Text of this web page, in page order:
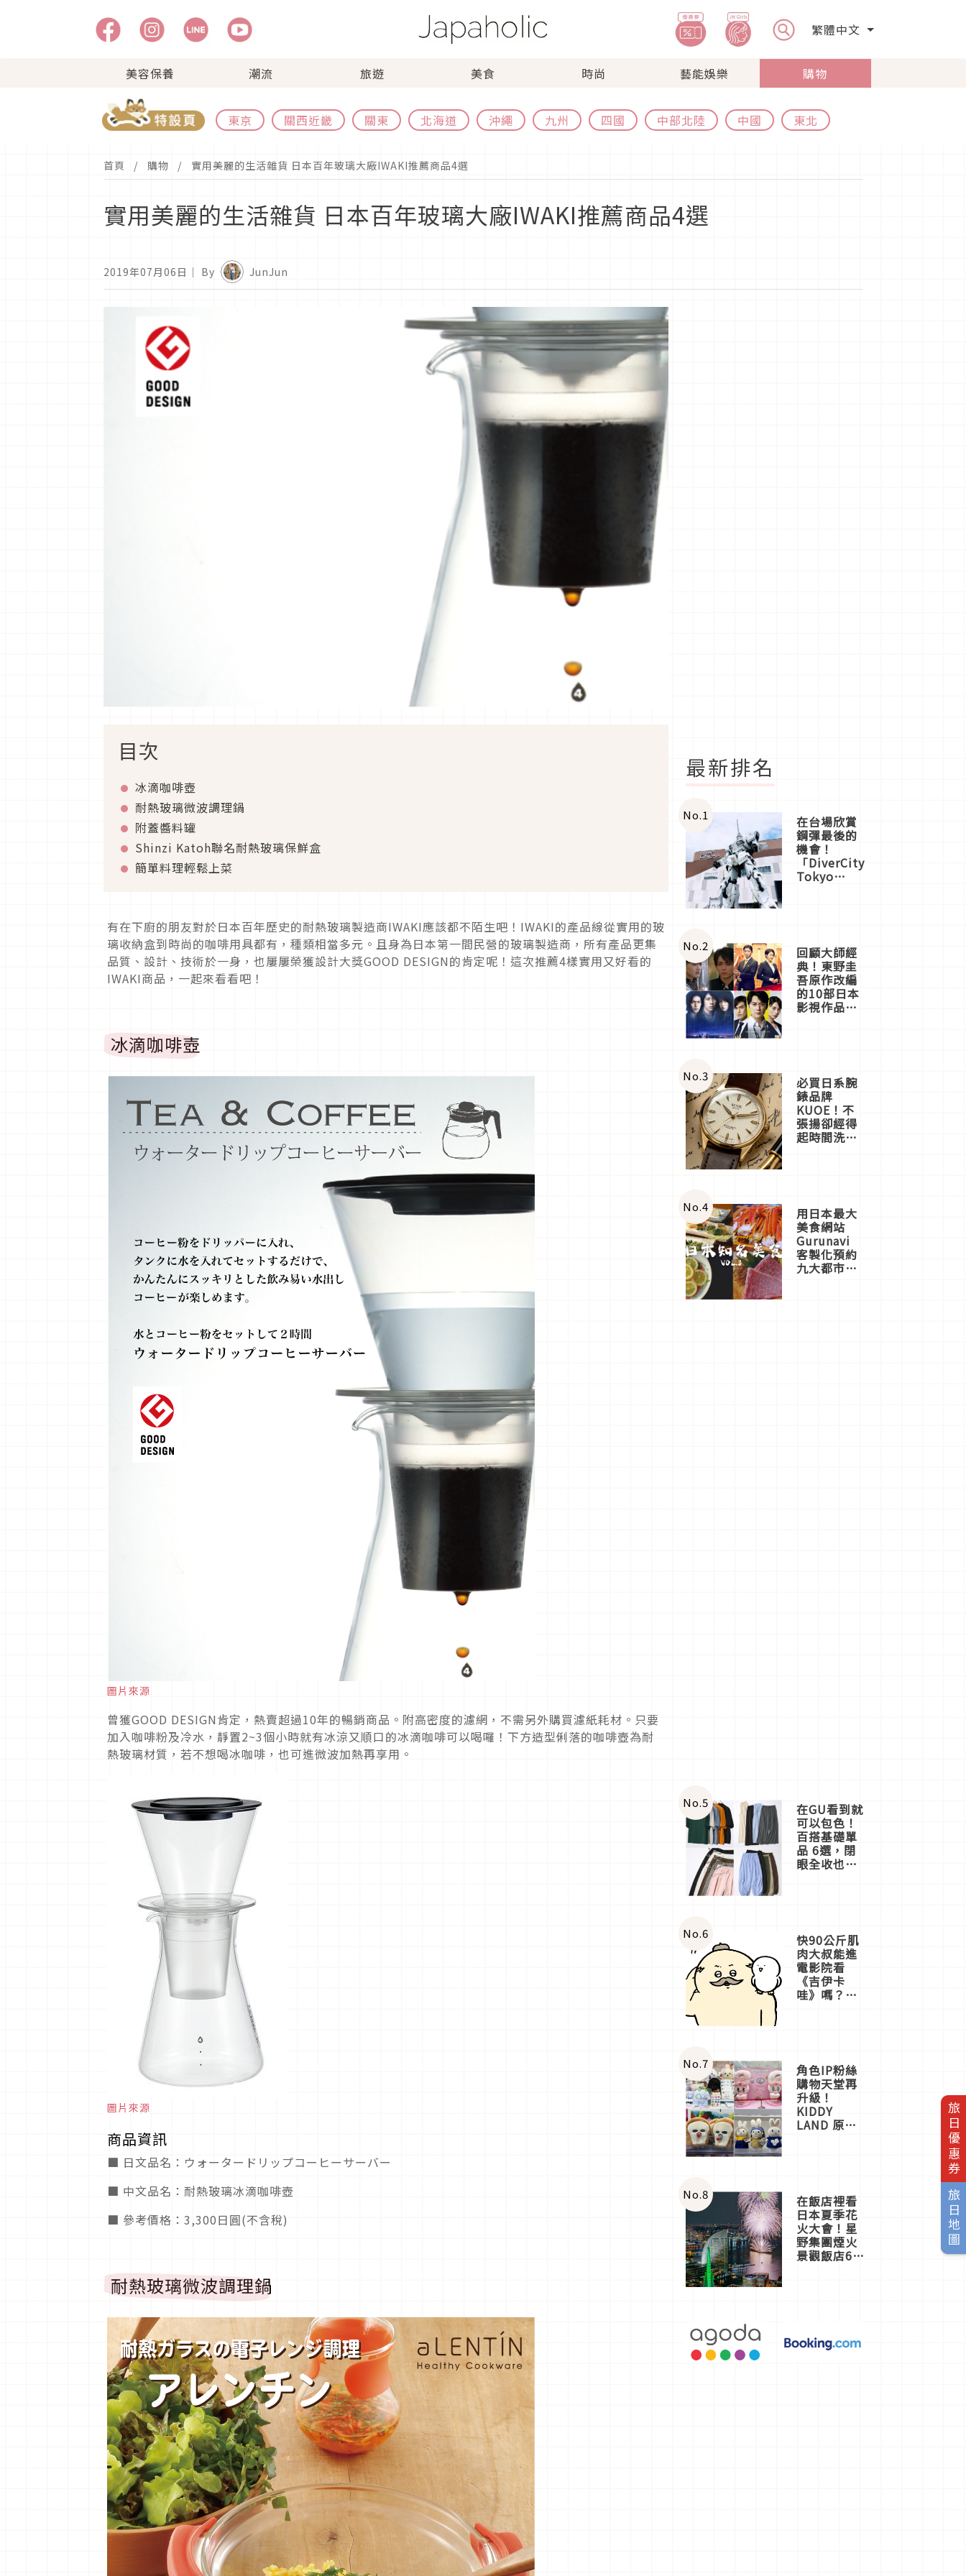
繁體中文
美容保養 潮流 旅遊 美食 時尚 藝能娛樂 購物
東京 關西近畿 關東 北海道 沖繩 九州 四國 中部北陸 中國 東北
旅日優惠券
旅日地圖
首頁 購物 實用美麗的生活雜貨 日本百年玻璃大廠IWAKI推薦商品4選
實用美麗的生活雜貨 日本百年玻璃大廠IWAKI推薦商品4選
2019年07月06日 ｜ By JunJun
目次
冰滴咖啡壺
耐熱玻璃微波調理鍋
附蓋醬料罐
Shinzi Katoh聯名耐熱玻璃保鮮盒
簡單料理輕鬆上菜
有在下廚的朋友對於日本百年歷史的耐熱玻璃製造商IWAKI應該都不陌生吧！IWAKI的產品線從實用的玻
璃收納盒到時尚的咖啡用具都有，種類相當多元。且身為日本第一間民營的玻璃製造商，所有產品更集
品質、設計、技術於一身，也屢屢榮獲設計大獎GOOD DESIGN的肯定呢！這次推薦4樣實用又好看的
IWAKI商品，一起來看看吧！
冰滴咖啡壺
圖片來源
曾獲GOOD DESIGN肯定，熱賣超過10年的暢銷商品。附高密度的濾網，不需另外購買濾紙耗材。只要
加入咖啡粉及冷水，靜置2~3個小時就有冰涼又順口的冰滴咖啡可以喝囉！下方造型俐落的咖啡壺為耐
熱玻璃材質，若不想喝冰咖啡，也可進微波加熱再享用。
圖片來源
商品資訊
■ 日文品名：ウォータードリップコーヒーサーバー
■ 中文品名：耐熱玻璃冰滴咖啡壺
■ 參考價格：3,300日圓(不含稅)
耐熱玻璃微波調理鍋
最新排名
No.1 在台場欣賞
鋼彈最後的
機會！
「DiverCity
Tokyo
體驗
No.2 回顧大師經
典！東野圭
吾原作改編
的10部日本
影視作品推
No.3 必買日系腕
錶品牌
KUOE！不
張揚卻經得
起時間洗鍊
No.4 用日本最大
美食網站
Gurunavi
客製化預約
九大都市餐
No.5 在GU看到就
可以包色！
百搭基礎單
品 6選，閉
眼全收也不
No.6 快90公斤肌
肉大叔能進
電影院看
《吉伊卡
哇》嗎？日
一同給出了
答案
No.7 角色IP粉絲
購物天堂再
升級！
KIDDY
LAND 原宿
店3分即達
No.8 在飯店裡看
日本夏季花
火大會！星
野集團煙火
景觀飯店6